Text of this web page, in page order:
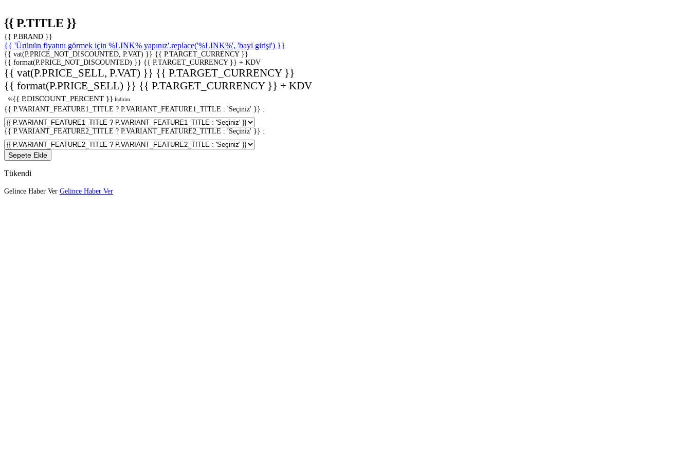
{{ P.TITLE }}
{{ P.BRAND }}
{{ 'Ürünün fiyatını görmek için %LINK% yapınız'.replace('%LINK%', 'bayi girişi') }}
{{ vat(P.PRICE_NOT_DISCOUNTED, P.VAT) }} {{ P.TARGET_CURRENCY }}
{{ format(P.PRICE_NOT_DISCOUNTED) }} {{ P.TARGET_CURRENCY }} + KDV
{{ vat(P.PRICE_SELL, P.VAT) }} {{ P.TARGET_CURRENCY }}
{{ format(P.PRICE_SELL) }} {{ P.TARGET_CURRENCY }} + KDV
%{{ P.DISCOUNT_PERCENT }} İndirim
{{ P.VARIANT_FEATURE1_TITLE ? P.VARIANT_FEATURE1_TITLE : 'Seçiniz' }} :
{{ P.VARIANT_FEATURE2_TITLE ? P.VARIANT_FEATURE2_TITLE : 'Seçiniz' }} :
Sepete Ekle
Tükendi
Gelince Haber Ver Gelince Haber Ver